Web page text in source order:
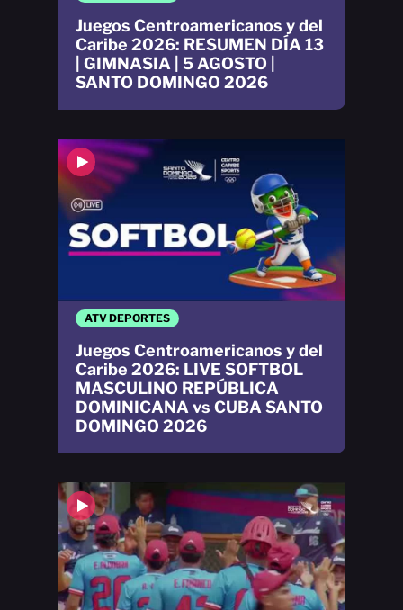
ATV DEPORTES
Juegos Centroamericanos y del
Caribe 2026: LIVE SOFTBOL
MASCULINO REPÚBLICA
DOMINICANA vs CUBA SANTO
DOMINGO 2026
Juegos Centroamericanos y del
Caribe 2026: RESUMEN DÍA 13
| GIMNASIA | 5 AGOSTO |
SANTO DOMINGO 2026